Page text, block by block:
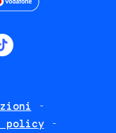
ulteriori
policy